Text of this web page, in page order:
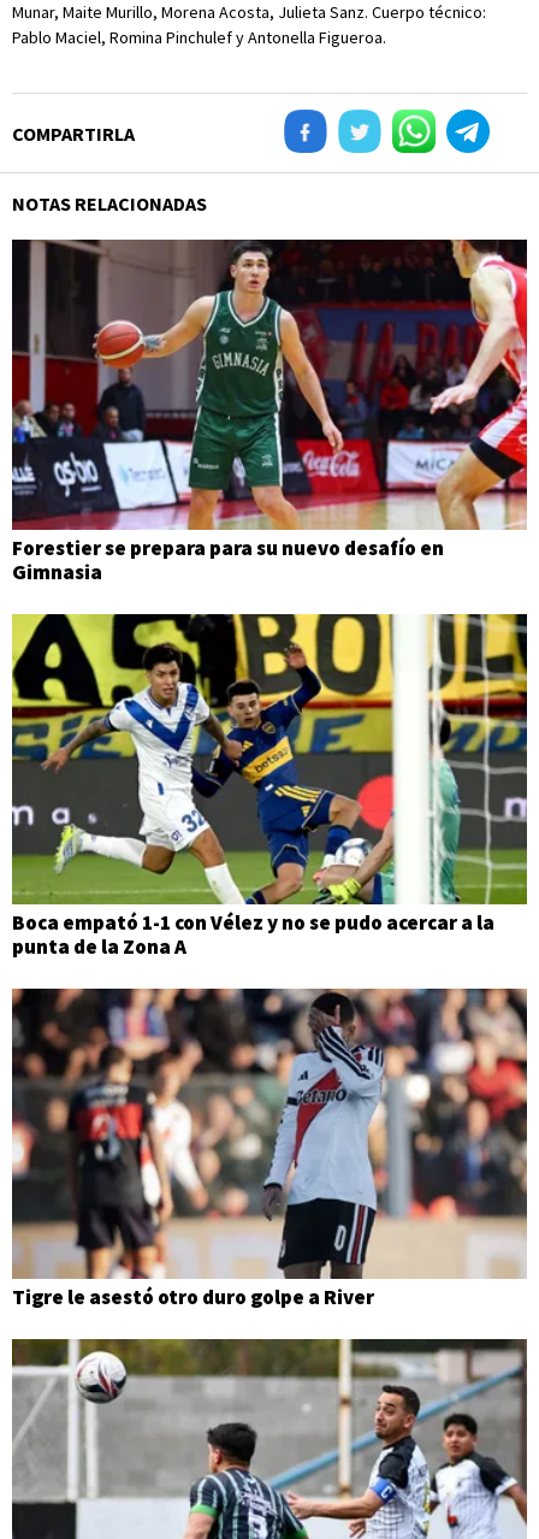
Munar, Maite Murillo, Morena Acosta, Julieta Sanz. Cuerpo técnico:
Pablo Maciel, Romina Pinchulef y Antonella Figueroa.
COMPARTIRLA
NOTAS RELACIONADAS
Forestier se prepara para su nuevo desafío en
Gimnasia
Boca empató 1-1 con Vélez y no se pudo acercar a la
punta de la Zona A
Tigre le asestó otro duro golpe a River